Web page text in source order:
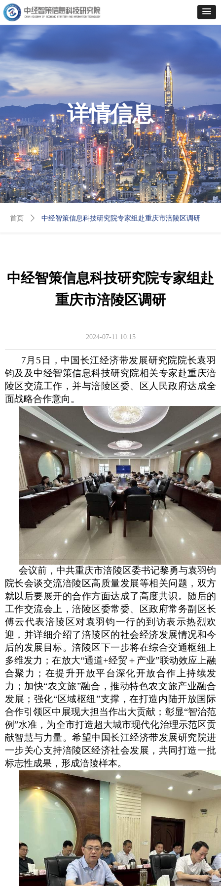
中经智策信息科技研究院专家组赴
重庆市涪陵区调研
7月5日，中国长江经济带发展研究院院长袁羽
钧及及中经智策信息科技研究院相关专家赴重庆涪
陵区交流工作，并与涪陵区委、区人民政府达成全
面战略合作意向。
会议前，中共重庆市涪陵区委书记黎勇与袁羽钧
院长会谈交流涪陵区高质量发展等相关问题，双方
就以后要展开的合作方面达成了高度共识。随后的
工作交流会上，涪陵区委常委、区政府常务副区长
傅云代表涪陵区对袁羽钧一行的到访表示热烈欢
迎，并详细介绍了涪陵区的社会经济发展情况和今
后的发展目标。涪陵区下一步将在综合交通枢纽上
多维发力；在放大“通道+经贸＋产业”联动效应上融
合聚力；在提升开放平台深化开放合作上持续发
力；加快“农文旅”融合，推动特色农文旅产业融合
发展；强化“区域枢纽”支撑，在打造内陆开放国际
合作引领区中展现大担当作出大贡献；彰显“智治范
例”水准，为全市打造超大城市现代化治理示范区贡
献智慧与力量。希望中国长江经济带发展研究院进
一步关心支持涪陵区经济社会发展，共同打造一批
标志性成果，形成涪陵样本。
2024-07-11 10:15
详情信息
首页 ꄲ 中经智策信息科技研究院专家组赴重庆市涪陵区调研